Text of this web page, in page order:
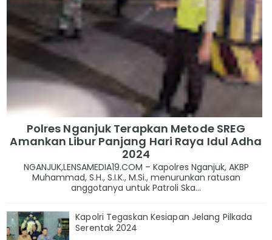
Polres Nganjuk Terapkan Metode SREG
Amankan Libur Panjang Hari Raya Idul Adha
2024
NGANJUK,LENSAMEDIA19.COM – Kapolres Nganjuk, AKBP
Muhammad, S.H., S.I.K., M.Si., menurunkan ratusan
anggotanya untuk Patroli Ska...
Kapolri Tegaskan Kesiapan Jelang Pilkada
Serentak 2024